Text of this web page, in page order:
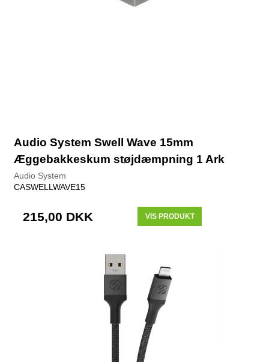
Audio System Swell Wave 15mm
Æggebakkeskum støjdæmpning 1 Ark
Audio System
CASWELLWAVE15
215,00 DKK VIS PRODUKT